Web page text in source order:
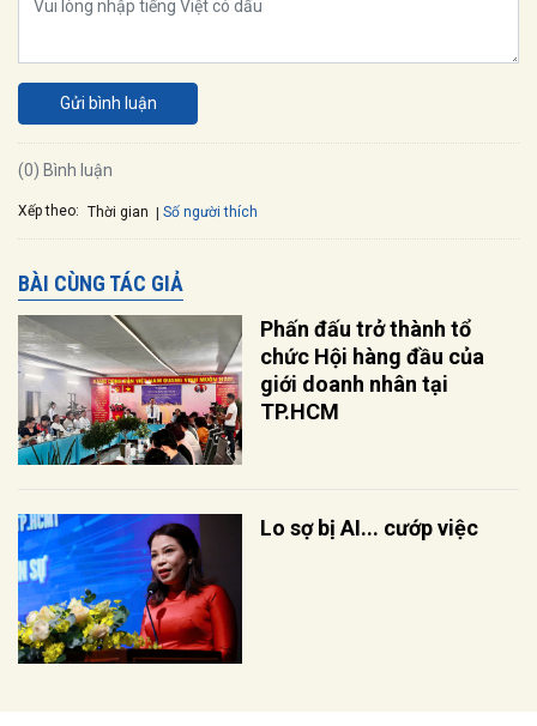
Gửi bình luận
(0) Bình luận
Xếp theo: Thời gian Số người thích
BÀI CÙNG TÁC GIẢ
Phấn đấu trở thành tổ
chức Hội hàng đầu của
giới doanh nhân tại
TP.HCM
Lo sợ bị AI... cướp việc